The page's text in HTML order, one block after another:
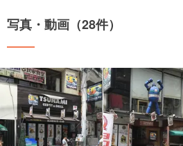
写真・動画（28件）